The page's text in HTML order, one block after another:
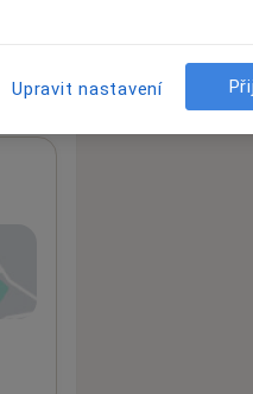
Upravit nastavení